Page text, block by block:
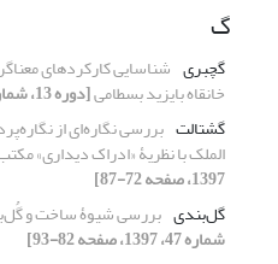
گ
گچبری شناسایی کارکردهای
خانقاه بایزید بسطامی[دوره 13، شماره 47، 1397، صفحه 111-129]
گشتالت بررسی نگاره‌ای از
الملک با نظریۀ «ادراک دیداری»
1397، صفحه 72-87]
گل‌بندی بررسی شیوۀ ساخت و
شماره 47، 1397، صفحه 82-93]